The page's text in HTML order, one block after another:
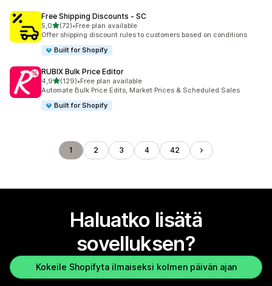
Free Shipping Discounts ‑ SC
5,0/ 5 tähteä
(72)
72 arvostelua yhteensä
•Free plan available
Offer shipping discount rules to customers based on conditions
Built for Shopify
RUBIX Bulk Price Editor
4,9/ 5 tähteä
(129)
129 arvostelua yhteensä
•Free plan available
Automate Bulk Price Edits, Market Prices & Scheduled Sales
Built for Shopify
1 2 3 4 42
Haluatko lisätä
sovelluksen?
Kokeile Shopifyta ilmaiseksi kolmen päivän ajan